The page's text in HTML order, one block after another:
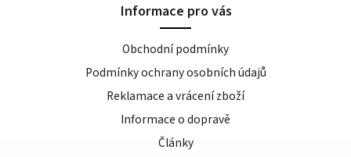
Informace pro vás
Obchodní podmínky
Podmínky ochrany osobních údajů
Reklamace a vrácení zboží
Informace o dopravě
Články